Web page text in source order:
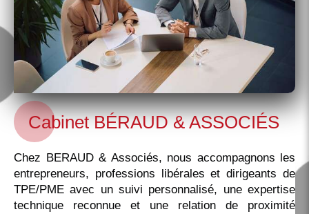
Cabinet BÉRAUD & ASSOCIÉS
Chez BERAUD & Associés, nous accompagnons les
entrepreneurs, professions libérales et dirigeants de
TPE/PME avec un suivi personnalisé, une expertise
technique reconnue et une relation de proximité